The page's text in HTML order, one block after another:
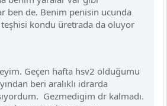
ben de. Benim penisin ucunda
teşhisi kondu üretrada da oluyor
Geçen hafta hsv2 olduğumu
beri aralıklı idrarda
Gezmedigim dr kalmadı.